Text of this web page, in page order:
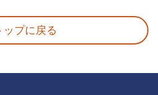
ップに戻る